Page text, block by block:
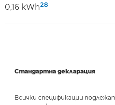
0,16 kWh28
Стандартна декларация
Всички спецификации